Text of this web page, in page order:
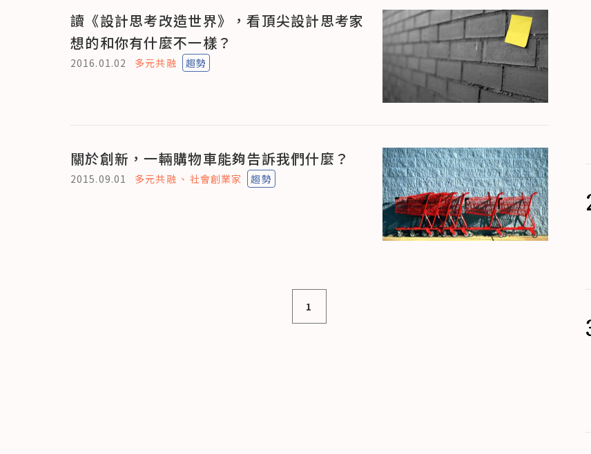
讀《設計思考改造世界》，看頂尖設計思考家
想的和你有什麼不一樣？
2016.01.02 多元共融 趨勢
關於創新，一輛購物車能夠告訴我們什麼？
2015.09.01 多元共融 社會創業家 趨勢
1